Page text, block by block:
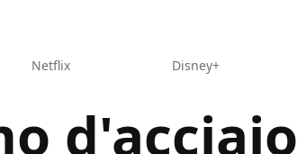
Netflix Disney+
d'acciaio